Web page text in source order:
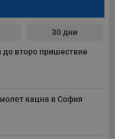
30 дни
второ пришествие
кацна в София